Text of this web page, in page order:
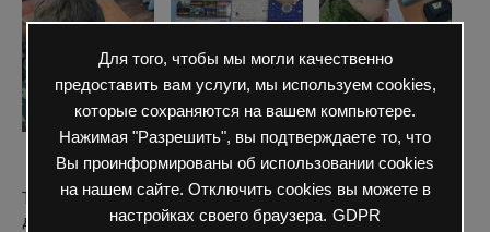
Для того, чтобы мы могли качественно
предоставить вам услуги, мы используем cookies,
которые сохраняются на вашем компьютере.
Нажимая "Разрешить", вы подтверждаете то, что
Вы проинформированы об использовании cookies
на нашем сайте. Отключить cookies вы можете в
настройках своего браузера. GDPR
Также наши посткроссеры отправляли письма в День
добра и уважения пожилым людям и даже получили на